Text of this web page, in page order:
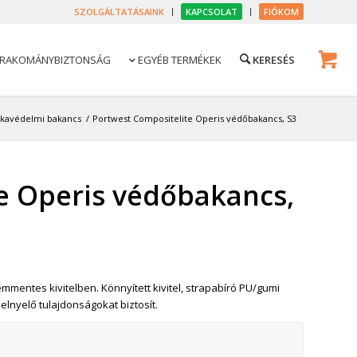
SZOLGÁLTATÁSAINK KAPCSOLAT FIÓKOM
RAKOMÁNYBIZTONSÁG  EGYÉB TERMÉKEK
bakancs / Portwest Compositelite Operis védőbakancs, S3
védőbakancs,
kivitelben. Könnyített kivitel, strapabíró PU/gumi
tulajdonságokat biztosít.